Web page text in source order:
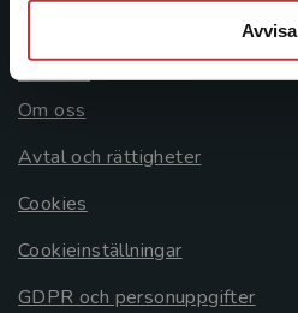
Avvisa
Allmänna länkar
Om oss
Avtal och rättigheter
Cookies
Cookieinställningar
GDPR och personuppgifter